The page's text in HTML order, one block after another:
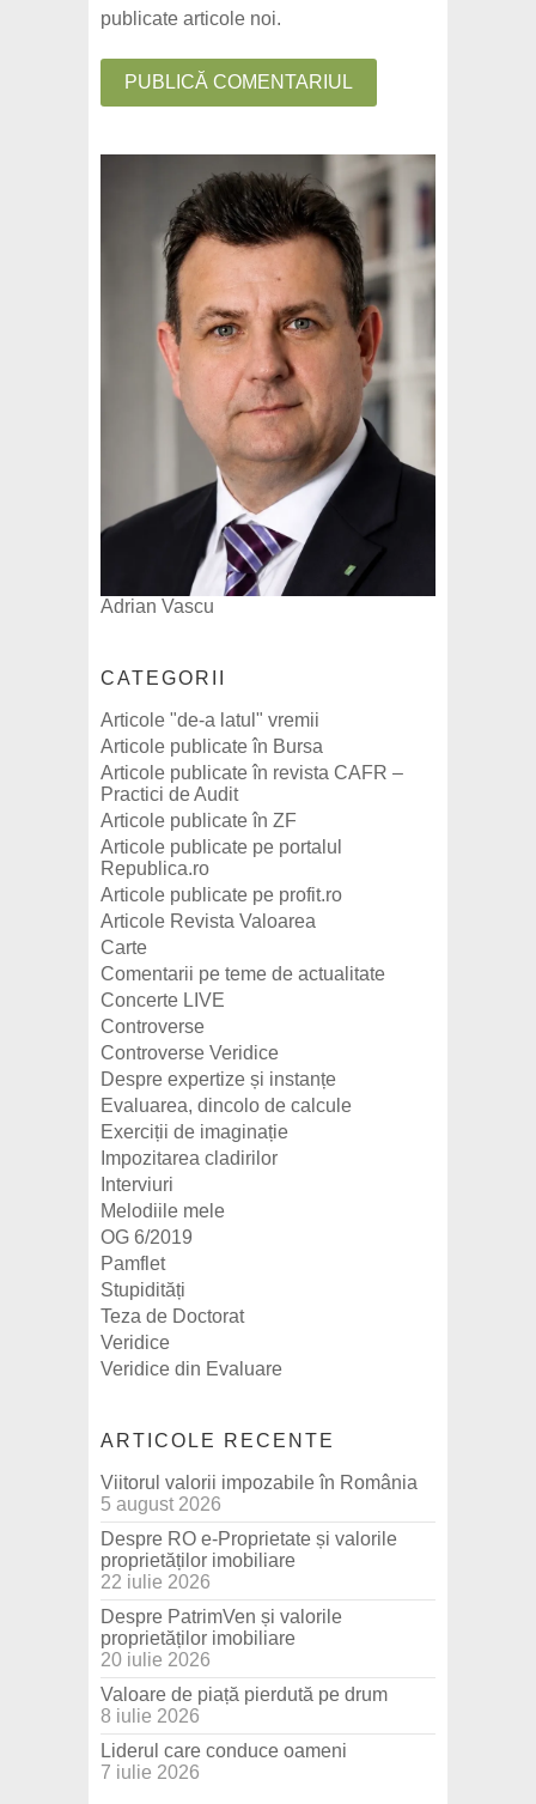
publicate articole noi.
Adrian Vascu
CATEGORII
Articole "de-a latul" vremii
Articole publicate în Bursa
Articole publicate în revista CAFR –
Practici de Audit
Articole publicate în ZF
Articole publicate pe portalul
Republica.ro
Articole publicate pe profit.ro
Articole Revista Valoarea
Carte
Comentarii pe teme de actualitate
Concerte LIVE
Controverse
Controverse Veridice
Despre expertize și instanțe
Evaluarea, dincolo de calcule
Exerciții de imaginație
Impozitarea cladirilor
Interviuri
Melodiile mele
OG 6/2019
Pamflet
Stupidități
Teza de Doctorat
Veridice
Veridice din Evaluare
ARTICOLE RECENTE
Viitorul valorii impozabile în România
5 august 2026
Despre RO e-Proprietate și valorile
proprietăților imobiliare
22 iulie 2026
Despre PatrimVen și valorile
proprietăților imobiliare
20 iulie 2026
Valoare de piață pierdută pe drum
8 iulie 2026
Liderul care conduce oameni
7 iulie 2026